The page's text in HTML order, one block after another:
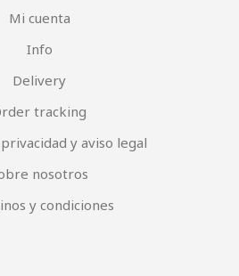
Mi cuenta
Info
Delivery
tracking
y aviso legal
nosotros
y condiciones